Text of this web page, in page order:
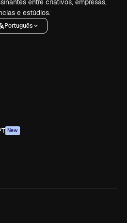
entre criativos, empresas,
e estúdios.
Português
New